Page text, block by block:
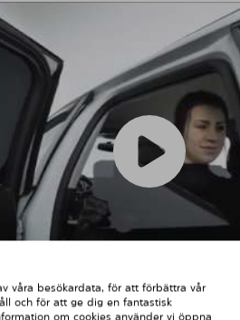
våra besökardata, för att förbättra vår
och för att ge dig en fantastisk
om cookies använder vi öppna